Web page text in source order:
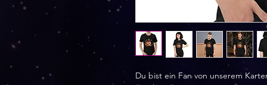
Du bist ein Fan von unserem